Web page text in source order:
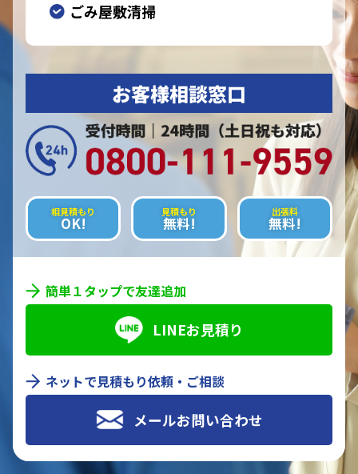
ごみ屋敷清掃
お客様相談窓口
相見積もり
OK!
見積もり
無料!
出張料
無料!
簡単１タップで友達追加
LINEお見積り
ネットで見積もり依頼・ご相談
メールお問い合わせ